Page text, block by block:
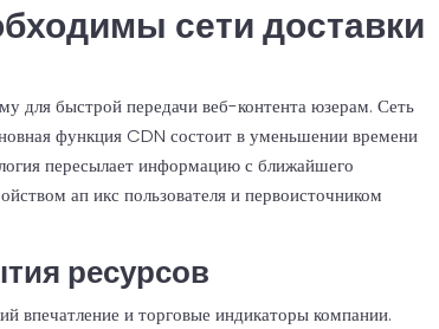
сети доставки
для быстрой передачи веб-контента юзерам. Сеть
функция CDN состоит в уменьшении времени
пересылает информацию с ближайшего
ап икс пользователя и первоисточником
ресурсов
впечатление и торговые индикаторы компании.